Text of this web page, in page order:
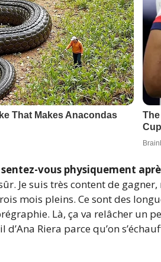
vous physiquement
Je suis très content de
mois pleins. Ce sont des
Là, ça va relâcher un
d’Ana Riera parce qu’on